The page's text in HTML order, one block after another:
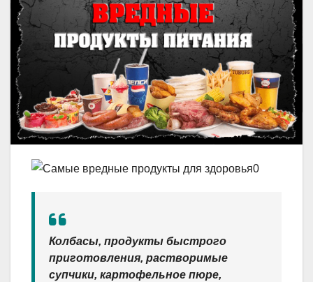
Колбасы, продукты быстрого
приготовления, растворимые
супчики, картофельное пюре,